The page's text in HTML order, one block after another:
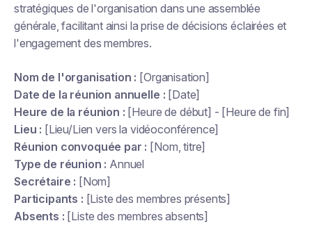
stratégiques de l'organisation dans une assemblée
générale, facilitant ainsi la prise de décisions éclairées et
l'engagement des membres.
Nom de l'organisation : [Organisation]
Date de la réunion annuelle : [Date]
Heure de la réunion : [Heure de début] - [Heure de fin]
Lieu : [Lieu/Lien vers la vidéoconférence]
Réunion convoquée par : [Nom, titre]
Type de réunion : Annuel
Secrétaire : [Nom]
Participants : [Liste des membres présents]
Absents : [Liste des membres absents]